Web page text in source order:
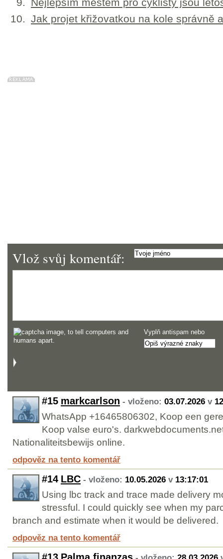
Jak projet křižovatkou na kole správně
Vlož svůj komentář:
Vyplň antispam nebo
#15 markcarlson - vloženo: 03.07.2026 v
WhatsApp +16465806302, Koop een
Koop valse euro's.
Nationaliteitsbewijs online.
odpověz na tento komentář
#14 LBC - vloženo: 10.05.2026 v 13:17:01
Using lbc track and trace made delivery
stressful. I could quickly see when my
branch and estimate when it would be delivered.
odpověz na tento komentář